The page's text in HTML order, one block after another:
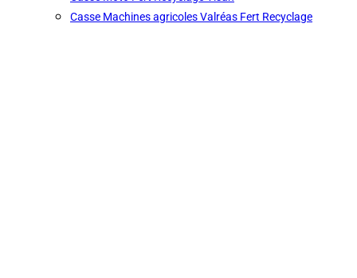
Casse Machines agricoles Valréas Fert Recyclage